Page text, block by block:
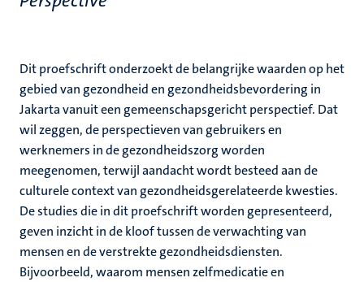
Dit proefschrift onderzoekt de belangrijke waarden op het
gebied van gezondheid en gezondheidsbevordering in
Jakarta vanuit een gemeenschapsgericht perspectief. Dat
wil zeggen, de perspectieven van gebruikers en
werknemers in de gezondheidszorg worden
meegenomen, terwijl aandacht wordt besteed aan de
culturele context van gezondheidsgerelateerde kwesties.
De studies die in dit proefschrift worden gepresenteerd,
geven inzicht in de kloof tussen de verwachting van
mensen en de verstrekte gezondheidsdiensten.
Bijvoorbeeld, waarom mensen zelfmedicatie en